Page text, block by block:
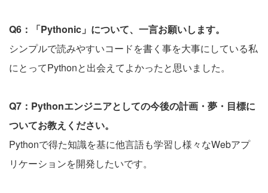
Q6：「Pythonic」について、一言お願いします。
シンプルで読みやすいコードを書く事を大事にしている私
にとってPythonと出会えてよかったと思いました。
Q7：Pythonエンジニアとしての今後の計画・夢・目標に
ついてお教えください。
Pythonで得た知識を基に他言語も学習し様々なWebアプ
リケーションを開発したいです。